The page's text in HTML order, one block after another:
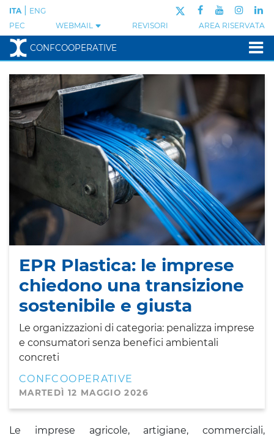
PEC WEBMAIL REVISORI AREA RISERVATA
ITA ENG
CONFCOOPERATIVE
EPR Plastica: le imprese
chiedono una transizione
sostenibile e giusta
Le organizzazioni di categoria: penalizza imprese
e consumatori senza benefici ambientali
concreti
CONFCOOPERATIVE
MARTEDÌ 12 MAGGIO 2026
Le imprese agricole, artigiane, commerciali,